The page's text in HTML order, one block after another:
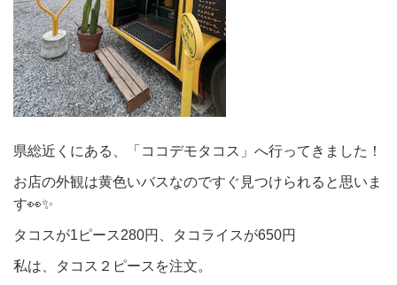
県総近くにある、「ココデモタコス」へ行ってきました！
お店の外観は黄色いバスなのですぐ見つけられると思いま
す👀✨
タコスが1ピース280円、タコライスが650円
私は、タコス２ピースを注文。